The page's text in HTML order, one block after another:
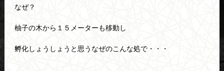
なぜ？
柚子の木から１５メーターも移動し
孵化しょうしょうと思うなぜのこんな処で・・・